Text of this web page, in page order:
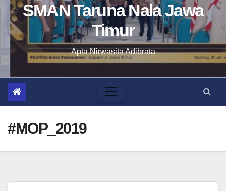
SMAN Taruna Nala Jawa
Timur
Apta Nirwasita Adibrata
#MOP_2019